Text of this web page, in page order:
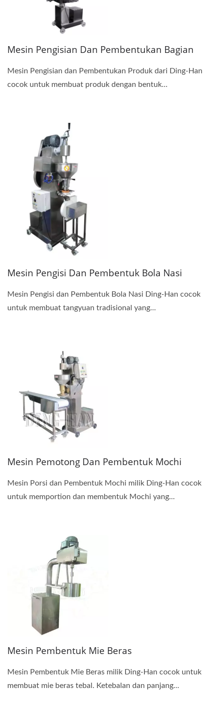
Mesin Pengisian Dan Pembentukan Bagian
Mesin Pengisian dan Pembentukan Produk dari Ding-Han
cocok untuk membuat produk dengan bentuk...
Mesin Pengisi Dan Pembentuk Bola Nasi
Mesin Pengisi dan Pembentuk Bola Nasi Ding-Han cocok
untuk membuat tangyuan tradisional yang...
Mesin Pemotong Dan Pembentuk Mochi
Mesin Porsi dan Pembentuk Mochi milik Ding-Han cocok
untuk memportion dan membentuk Mochi yang...
Mesin Pembentuk Mie Beras
Mesin Pembentuk Mie Beras milik Ding-Han cocok untuk
membuat mie beras tebal. Ketebalan dan panjang...